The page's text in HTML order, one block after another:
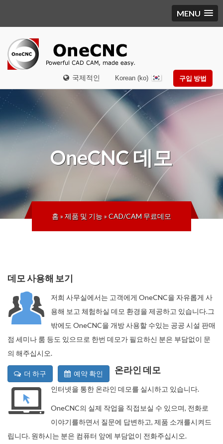
MENU
국제적인 구입 방법
Korean (ko)
OneCNC데모
홈»제품 및 기능»CAD/CAM 무료데모
데모 사용해 보기
저희 사무실에서는 고객에게 OneCNC을 자유롭게 사
용해 보고 체험하실 데모 환경을 제공하고 있습니다.그
밖에도 OneCNC을 개방 사용할 수있는 공공 시설 판매
점 세미나 룸 등도 있으므로 한번 데모가 필요하신 분은 부담없이 문
의 해주십시오.
더 하구 예약 확인 온라인 데모
인터넷을 통한 온라인 데모를 실시하고 있습니다.
OneCNC의 실제 작업을 직접보실 수 있으며, 전화로
이야기를하면서 질문에 답변하고, 제품 소개를시켜드
립니다. 원하시는 분은 컴퓨터 앞에 부담없이 전화주십시오.